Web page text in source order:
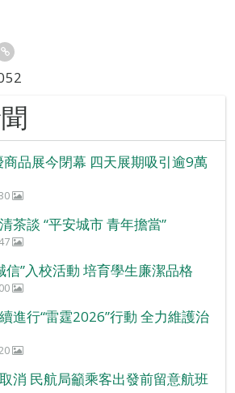
品展今閉幕 四天展期吸引逾9萬
茶談 “平安城市 青年擔當”
信”入校活動 培育學生廉潔品格
進行“雷霆2026”行動 全力維護治
消 民航局籲乘客出發前留意航班